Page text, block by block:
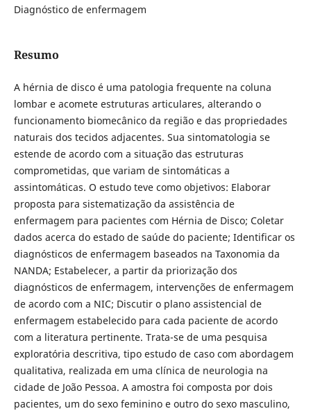
Diagnóstico de enfermagem
Resumo
A hérnia de disco é uma patologia frequente na coluna
lombar e acomete estruturas articulares, alterando o
funcionamento biomecânico da região e das propriedades
naturais dos tecidos adjacentes. Sua sintomatologia se
estende de acordo com a situação das estruturas
comprometidas, que variam de sintomáticas a
assintomáticas. O estudo teve como objetivos: Elaborar
proposta para sistematização da assistência de
enfermagem para pacientes com Hérnia de Disco; Coletar
dados acerca do estado de saúde do paciente; Identificar os
diagnósticos de enfermagem baseados na Taxonomia da
NANDA; Estabelecer, a partir da priorização dos
diagnósticos de enfermagem, intervenções de enfermagem
de acordo com a NIC; Discutir o plano assistencial de
enfermagem estabelecido para cada paciente de acordo
com a literatura pertinente. Trata-se de uma pesquisa
exploratória descritiva, tipo estudo de caso com abordagem
qualitativa, realizada em uma clínica de neurologia na
cidade de João Pessoa. A amostra foi composta por dois
pacientes, um do sexo feminino e outro do sexo masculino,